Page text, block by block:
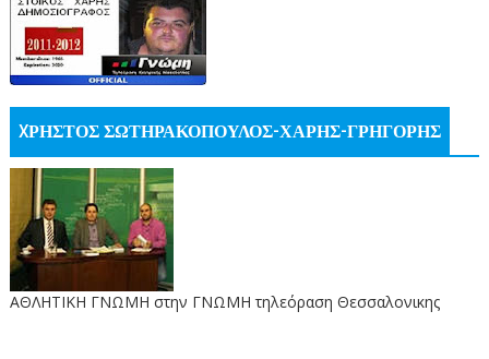
XΡΗΣΤΟΣ ΣΩΤΗΡΑΚΟΠΟΥΛΟΣ-ΧΑΡΗΣ-ΓΡΗΓΟΡΗΣ
ΑΘΛΗΤΙΚΗ ΓΝΩΜΗ στην ΓΝΩΜΗ τηλεόραση Θεσσαλονικης